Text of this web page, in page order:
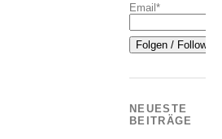
Email*
NEUESTE
BEITRÄGE